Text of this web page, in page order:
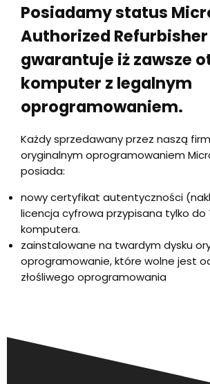
Posiadamy status
Authorized
gwarantuje iż zawsze
komputer z legalnym
oprogramowaniem.
Każdy sprzedawany przez naszą
oryginalnym oprogramowaniem
posiada:
nowy certyfikat autentyczności
licencja cyfrowa przypisana tylko do
komputera.
zainstalowane na twardym dysku
oprogramowanie, które wolne jest
złośliwego oprogramowania